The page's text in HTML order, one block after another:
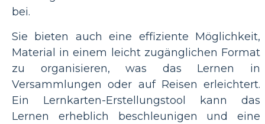
bei.
Sie bieten auch eine effiziente Möglichkeit,
Material in einem leicht zugänglichen Format
zu organisieren, was das Lernen in
Versammlungen oder auf Reisen erleichtert.
Ein Lernkarten-Erstellungstool kann das
Lernen erheblich beschleunigen und eine